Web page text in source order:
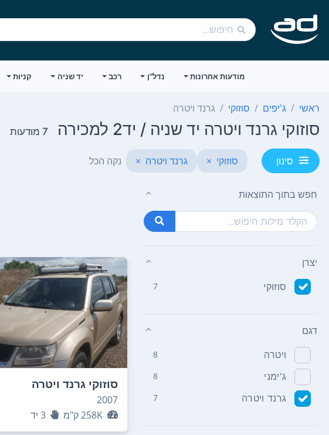
מודעות אחרונות נדל"ן רכב יד שניה קניות
ראשי ג'יפים סוזוקי גרנד ויטרה
סוזוקי גרנד ויטרה יד שניה / יד2 למכירה 7 מודעות
סינון סוזוקי × גרנד ויטרה × נקה הכל
חפש בתוך התוצאות
יצרן
סוזוקי 7
דגם
ויטרה 8
ג'ימני 8
גרנד ויטרה 7
סוזוקי גרנד ויטרה
2007
258Kק"מ 3 יד